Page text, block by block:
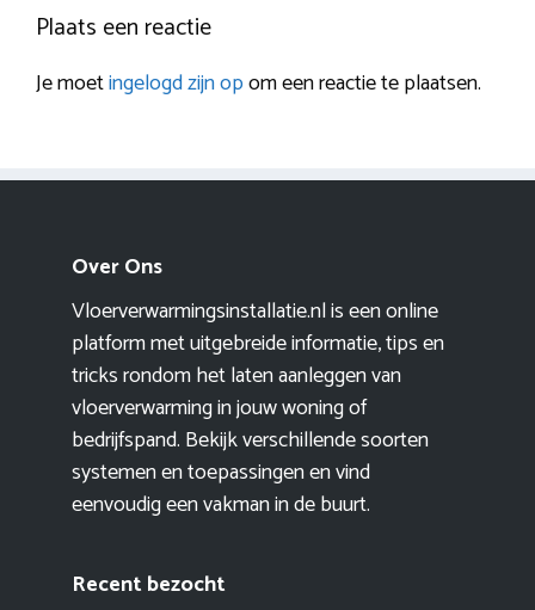
Plaats een reactie
Je moetingelogd zijn opom een reactie te plaatsen.
Over Ons
Vloerverwarmingsinstallatie.nl is een online
platform met uitgebreide informatie, tips en
tricks rondom het laten aanleggen van
vloerverwarming in jouw woning of
bedrijfspand. Bekijk verschillende soorten
systemen en toepassingen en vind
eenvoudig een vakman in de buurt.
Recent bezocht